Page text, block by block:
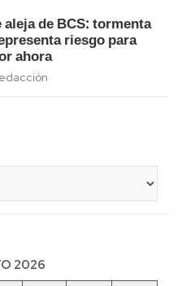
aleja de BCS: tormenta
riesgo para
ahora
2026